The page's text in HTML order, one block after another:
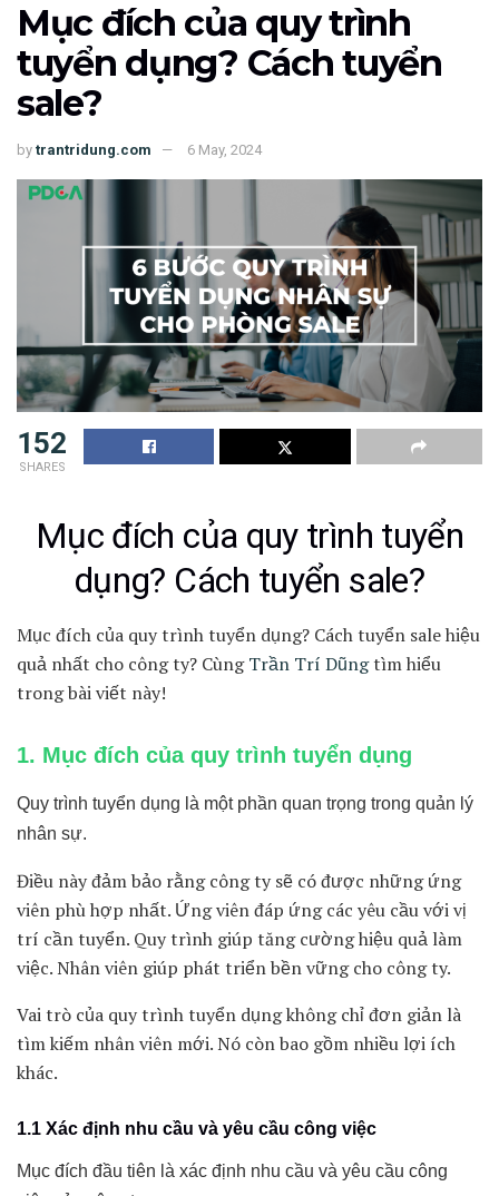
Mục đích của quy trình
tuyển dụng? Cách tuyển
sale?
by trantridung.com 6 May, 2024
152
SHARES
Mục đích của quy trình tuyển
dụng? Cách tuyển sale?
Mục đích của quy trình tuyển dụng? Cách tuyển sale hiệu
quả nhất cho công ty? CùngTrần Trí Dũngtìm hiểu
trong bài viết này!
1. Mục đích của quy trình tuyển dụng
Quy trình tuyển dụng là một phần quan trọng trong quản lý
nhân sự.
Điều này đảm bảo rằng công ty sẽ có được những ứng
viên phù hợp nhất. Ứng viên đáp ứng các yêu cầu với vị
trí cần tuyển. Quy trình giúp tăng cường hiệu quả làm
việc. Nhân viên giúp phát triển bền vững cho công ty.
Vai trò của quy trình tuyển dụng không chỉ đơn giản là
tìm kiếm nhân viên mới. Nó còn bao gồm nhiều lợi ích
khác.
1.1 Xác định nhu cầu và yêu cầu công việc
Mục đích đầu tiên là xác định nhu cầu và yêu cầu công